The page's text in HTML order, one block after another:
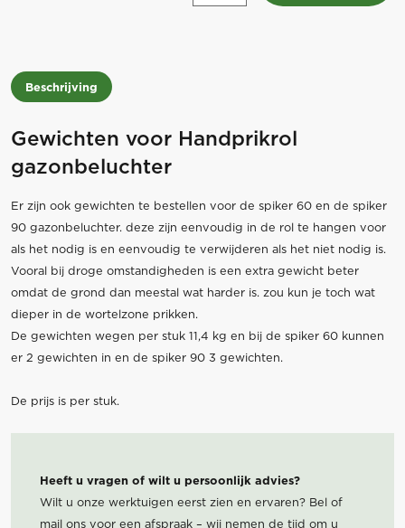
Handprikrol
Beschrijving
Gewichten voor Handprikrol
gazonbeluchter
Er zijn ook gewichten te bestellen voor de spiker 60 en de spiker
90 gazonbeluchter. deze zijn eenvoudig in de rol te hangen voor
als het nodig is en eenvoudig te verwijderen als het niet nodig is.
Vooral bij droge omstandigheden is een extra gewicht beter
omdat de grond dan meestal wat harder is. zou kun je toch wat
dieper in de wortelzone prikken.
De gewichten wegen per stuk 11,4 kg en bij de spiker 60 kunnen
er 2 gewichten in en de spiker 90 3 gewichten.
De prijs is per stuk.
Heeft u vragen of wilt u persoonlijk advies?
Wilt u onze werktuigen eerst zien en ervaren? Bel of
mail ons voor een afspraak – wij nemen de tijd om u